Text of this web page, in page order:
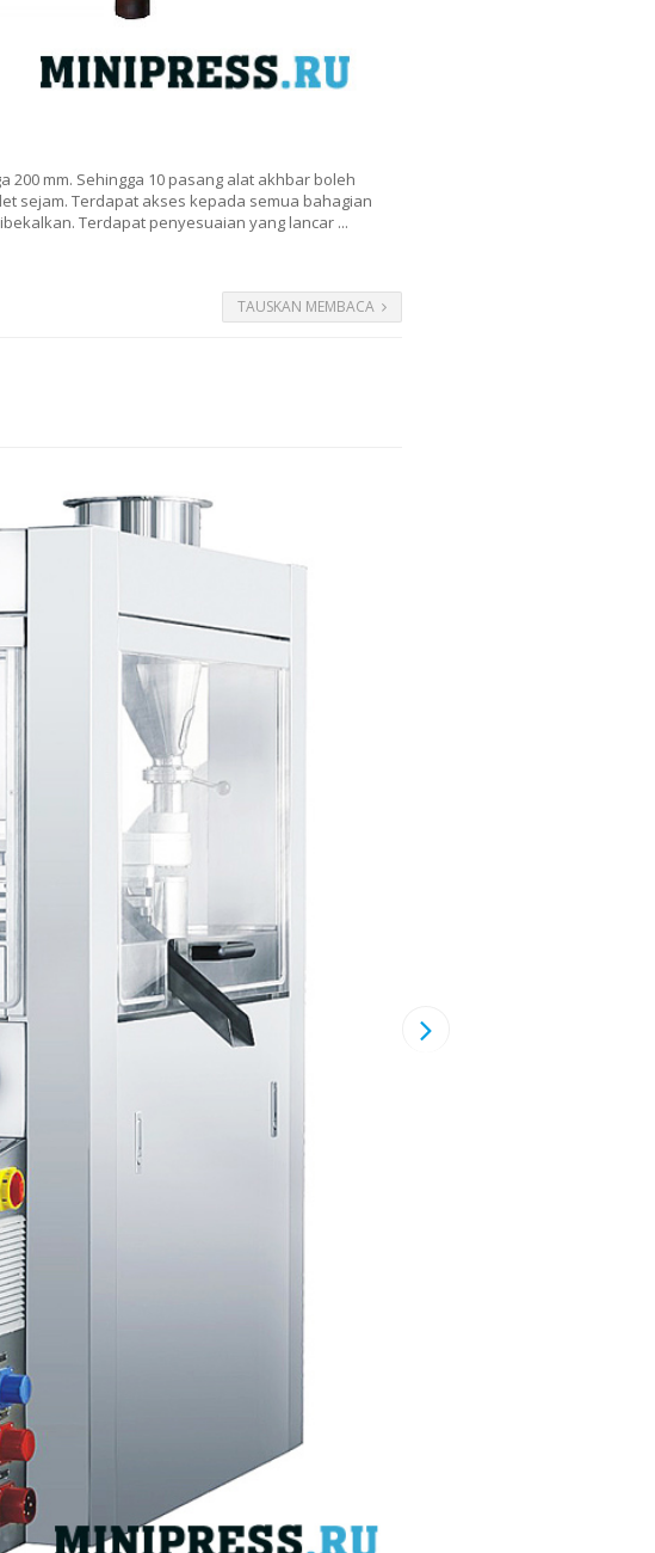
mm. Sehingga 10 pasang alat akhbar boleh
sejam. Terdapat akses kepada semua bahagian
Terdapat penyesuaian yang lancar ...
TAUSKAN MEMBACA